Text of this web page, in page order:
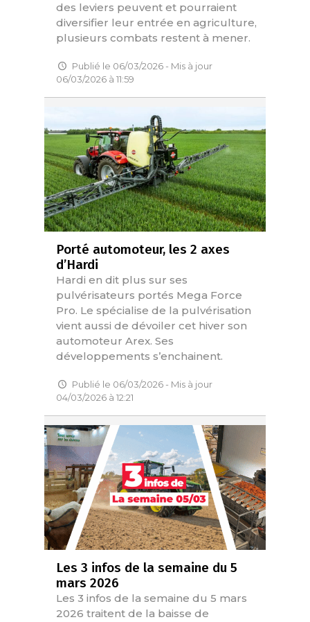
des leviers peuvent et pourraient
diversifier leur entrée en agriculture,
plusieurs combats restent à mener.
Publié le 06/03/2026 - Mis à jour
06/03/2026 à 11:59
Porté automoteur, les 2 axes
d’Hardi
Hardi en dit plus sur ses
pulvérisateurs portés Mega Force
Pro. Le spécialise de la pulvérisation
vient aussi de dévoiler cet hiver son
automoteur Arex. Ses
développements s’enchainent.
Publié le 06/03/2026 - Mis à jour
04/03/2026 à 12:21
Les 3 infos de la semaine du 5
mars 2026
Les 3 infos de la semaine du 5 mars
2026 traitent de la baisse de